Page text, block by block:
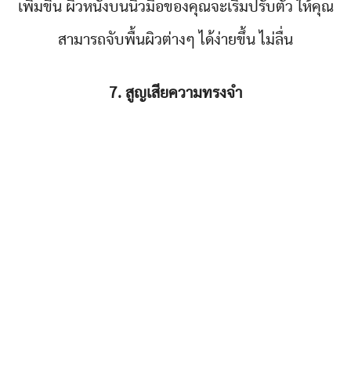
เพิ่มขึ้น ผิวหนังบนนิ้วมือของคุณจะเริ่มปรับตัว ให้คุณ
สามารถจับพื้นผิวต่างๆ ได้ง่ายขึ้น ไม่ลื่น
7. สูญเสียความทรงจำ